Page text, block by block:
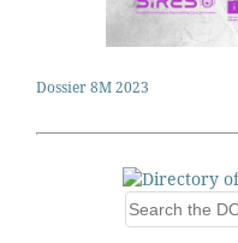
Dossier 8M 2023